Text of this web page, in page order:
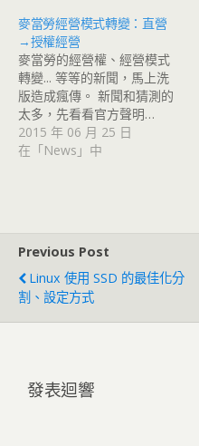
麥當勞經營模式轉變：直營
→授權經營
麥當勞的經營權、經營模式
轉變... 等等的新聞，馬上洗
版造成瘋傳。 新聞和猜測的
太多，先看看官方聲明…
2015 年 06 月 25 日
在「News」中
Previous Post
Linux 使用 SSD 的最佳化分
割、設定方式
發表迴響